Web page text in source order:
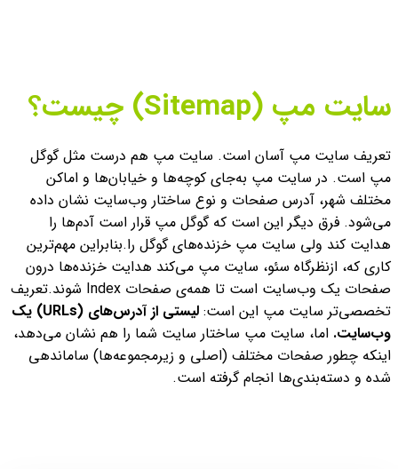
سایت مپ (Sitemap) چیست؟
تعریف سایت مپ آسان است. سایت مپ هم درست مثل گوگل
مپ است. در سایت مپ به‌جای کوچه‌ها و خیابان‌ها و اماکن
مختلف شهر، آدرس صفحات و نوع ساختار وب‌سایت نشان داده
می‌شود. فرق دیگر این است که گوگل مپ قرار است آدم‌ها را
هدایت کند ولی سایت مپ خزنده‌های گوگل را.بنابراین مهم‌ترین
کاری که، ازنظرگاه سئو، سایت مپ می‌کند هدایت خزنده‌ها درون
صفحات یک وب‌سایت است تا همه‌ی صفحات Index شوند.
تعریف
تخصصی‌تر سایت مپ این است:
لیستی از آدرس‌های (URLs) یک
وب‌سایت. اما، سایت مپ ساختار سایت شما را هم نشان می‌دهد،
اینکه چطور صفحات مختلف (اصلی و زیرمجموعه‌ها) ساماندهی
شده و دسته‌بندی‌ها انجام گرفته است.